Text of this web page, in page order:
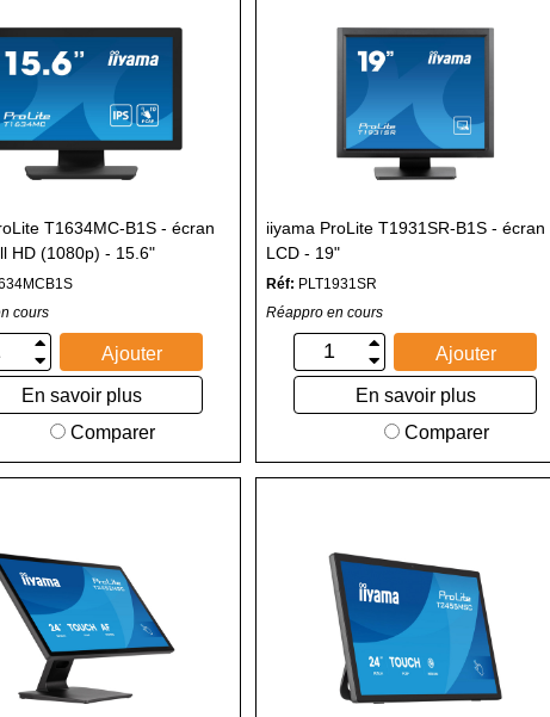
T1634MC-B1S - écran
HD (1080p) - 15.6"
cours
Ajouter
En savoir plus
Comparer
iiyama ProLite T1931SR-B1S - écran
LCD - 19"
Réf: PLT1931SR
Réappro en cours
Ajouter
En savoir plus
Comparer